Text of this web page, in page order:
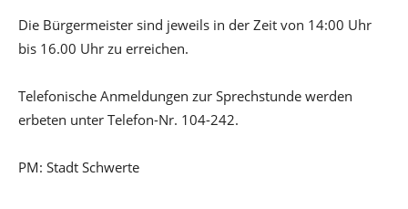
Die Bürgermeister sind jeweils in der Zeit von 14:00 Uhr
bis 16.00 Uhr zu erreichen.
Telefonische Anmeldungen zur Sprechstunde werden
erbeten unter Telefon-Nr. 104-242.
PM: Stadt Schwerte